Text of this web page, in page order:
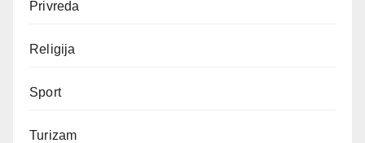
Privreda
Religija
Sport
Turizam